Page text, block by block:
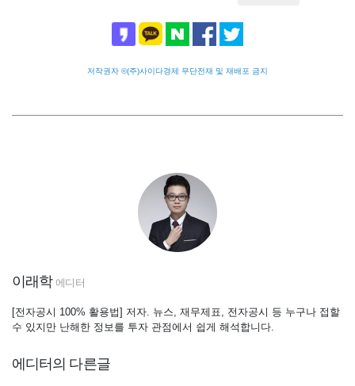
저작권자 ©(주)사이다경제 무단전재 및 재배포 금지
이래학 에디터
[전자공시 100% 활용법] 저자. 뉴스, 재무제표, 전자공시 등 누구나 접할
수 있지만 난해한 정보를 투자 관점에서 쉽게 해석합니다.
에디터의 다른글